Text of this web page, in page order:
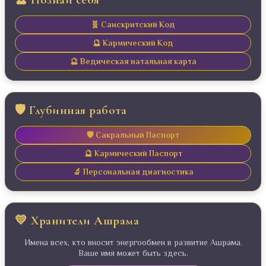
🧬 Санскритский Код
🔮 Кармический Код
🔮 Ведическая натальная карта
🛡️ Глубинная работа
🛡️ Сакральный Паспорт
🔮 Кармический Паспорт
🔬 Персональная диагностика
💛 Хранители Ашрама
Имена всех, кто вносит энергообмен в развитие Ашрама.
Ваше имя может быть здесь.